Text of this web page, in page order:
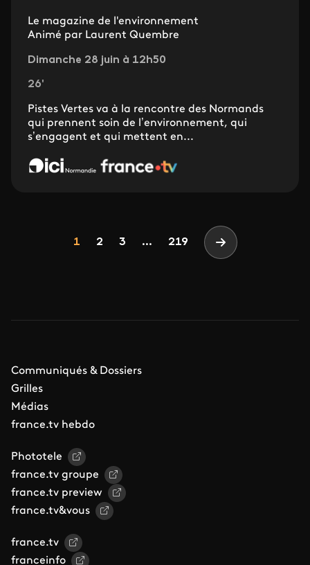
Le magazine de l'environnement
Animé par Laurent Quembre
Dimanche 28 juin à 12h50
26'
Pistes Vertes va à la rencontre des Normands
qui prennent soin de l’environnement, qui
s’engagent et qui mettent en...
Page
1 Page
2 Page
3 ... 219 Page suivante
Communiqués & Dossiers
Grilles
Médias
france.tv hebdo
Phototele
france.tv groupe
france.tv preview
france.tv&vous
france.tv
franceinfo